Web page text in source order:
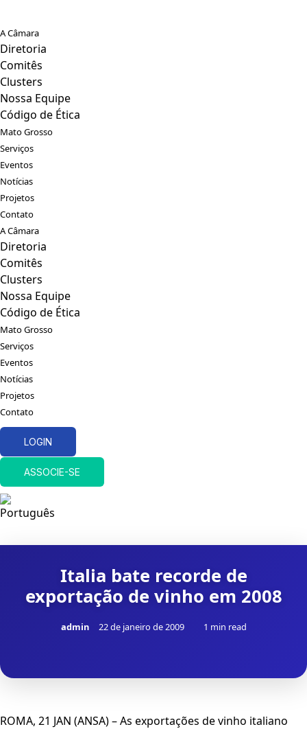
A Câmara
Diretoria
Comitês
Clusters
Nossa Equipe
Código de Ética
Mato Grosso
Serviços
Eventos
Notícias
Projetos
Contato
A Câmara
Diretoria
Comitês
Clusters
Nossa Equipe
Código de Ética
Mato Grosso
Serviços
Eventos
Notícias
Projetos
Contato
LOGIN
ASSOCIE-SE
Italia bate recorde de
exportação de vinho em 2008
admin 22 de janeiro de 2009 1 min read
ROMA, 21 JAN (ANSA) – As exportações de vinho italiano